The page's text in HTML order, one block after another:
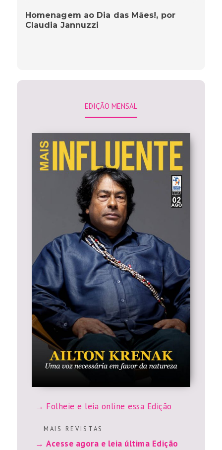
Homenagem ao Dia das Mães!, por
Claudia Jannuzzi
EDIÇÃO MENSAL
Folheie e leia online essa Edição
M A I S R E V I S T A S
Acesse agora e leia última Edição